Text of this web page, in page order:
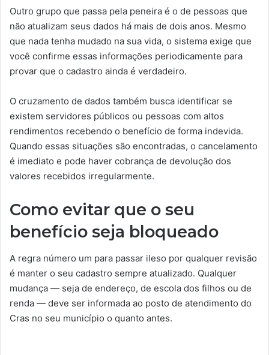
Outro grupo que passa pela peneira é o de pessoas que
não atualizam seus dados há mais de dois anos. Mesmo
que nada tenha mudado na sua vida, o sistema exige que
você confirme essas informações periodicamente para
provar que o cadastro ainda é verdadeiro.
O cruzamento de dados também busca identificar se
existem servidores públicos ou pessoas com altos
rendimentos recebendo o benefício de forma indevida.
Quando essas situações são encontradas, o cancelamento
é imediato e pode haver cobrança de devolução dos
valores recebidos irregularmente.
Como evitar que o seu
benefício seja bloqueado
A regra número um para passar ileso por qualquer revisão
é manter o seu cadastro sempre atualizado. Qualquer
mudança — seja de endereço, de escola dos filhos ou de
renda — deve ser informada ao posto de atendimento do
Cras no seu município o quanto antes.